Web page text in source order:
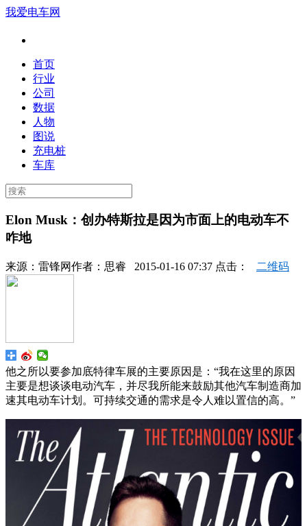
我爱电车网
首页
行业
公司
数据
人物
图说
充电桩
车库
Elon Musk：创办特斯拉是因为市面上的电动车不
咋地
来源： 雷锋网作者： 思睿 2015-01-16 07:37 点击： 二维码
他之所以要参加底特律车展的主要原因是：“我在这里的原因
主要是想谈谈电动汽车，并尽我所能来鼓励其他汽车制造商加
速其电动车计划。可持续交通的需求是令人难以置信的高。”